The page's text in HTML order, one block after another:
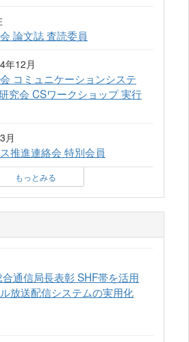
論文誌 査読委員
年12月
コミュニケーションシステ
究会 CSワークショップ 実行
月
推進連絡会 特別会員
もっとみる
通信局長表彰 SHF帯を活用
放送配信システムの実用化